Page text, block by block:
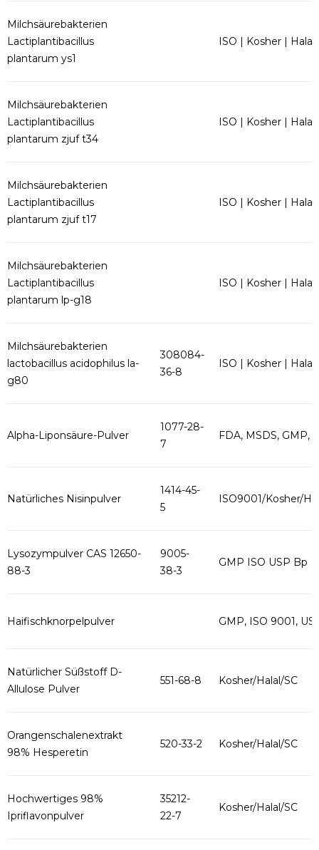
Milchsäurebakterien
Lactiplantibacillus
plantarum ys1
ISO | Kosher | Halal
Milchsäurebakterien
Lactiplantibacillus
plantarum zjuf t34
ISO | Kosher | Halal
Milchsäurebakterien
Lactiplantibacillus
plantarum zjuf t17
ISO | Kosher | Halal
Milchsäurebakterien
Lactiplantibacillus
plantarum lp-g18
ISO | Kosher | Halal
Milchsäurebakterien
lactobacillus acidophilus la-
g80
308084-
36-8
ISO | Kosher | Halal
Alpha-Liponsäure-Pulver
1077-28-
7
FDA, MSDS, GMP,
Natürliches Nisinpulver
1414-45-
5
ISO9001/Kosher/
Lysozympulver CAS 12650-
88-3
9005-
38-3
GMP ISO USP Bp
Haifischknorpelpulver GMP, ISO 9001,
Natürlicher Süßstoff D-
Allulose Pulver
551-68-8 Kosher/Halal/SC
Orangenschalenextrakt
98% Hesperetin
520-33-2 Kosher/Halal/SC
Hochwertiges 98%
Ipriflavonpulver
35212-
22-7
Kosher/Halal/SC